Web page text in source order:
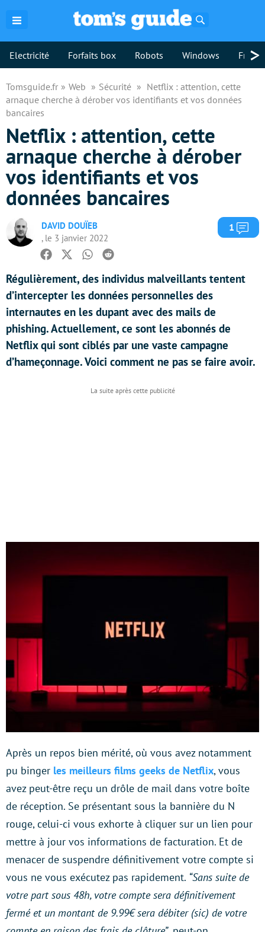
Electricité Forfaits box Robots Windows >
Tomsguide.fr Web Sécurité
Netflix : attention, cette
arnaque cherche à dérober vos identifiants et vos données
bancaires
Netflix : attention, cette
arnaque cherche à dérober
vos identifiants et vos
données bancaires
DAVID DOUÏEB
, le 3 janvier 2022
1
Facebook
TwitterWhatsapp
Reddit
Régulièrement, des individus malveillants tentent
d’intercepter les données personnelles des
internautes en les dupant avec des mails de
phishing. Actuellement, ce sont les abonnés de
Netflix qui sont ciblés par une vaste campagne
d’hameçonnage. Voici comment ne pas se faire avoir.
Après un repos bien mérité, où vous avez notamment
pu binger les meilleurs films geeks de Netflix, vous
avez peut-être reçu un drôle de mail dans votre boîte
de réception. Se présentant sous la bannière du N
rouge, celui-ci vous exhorte à cliquer sur un lien pour
mettre à jour vos informations de facturation. Et de
menacer de suspendre définitivement votre compte si
vous ne vous exécutez pas rapidement. “Sans suite de
votre part sous 48h, votre compte sera définitivement
fermé et un montant de 9.99€ sera débiter (sic) de votre